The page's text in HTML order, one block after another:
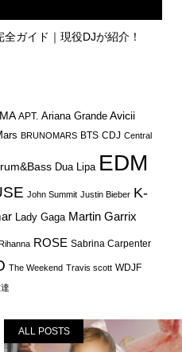
ガイド｜現役DJが紹介！
APT. Ariana Grande Avicii
BRUNOMARS BTS CDJ Central
Dua Lipa EDM
John Summit Justin Bieber K-
Lady Gaga Martin Garrix
ROSE Sabrina Carpenter
The Weekend Travis scott WDJF
ALL POSTS